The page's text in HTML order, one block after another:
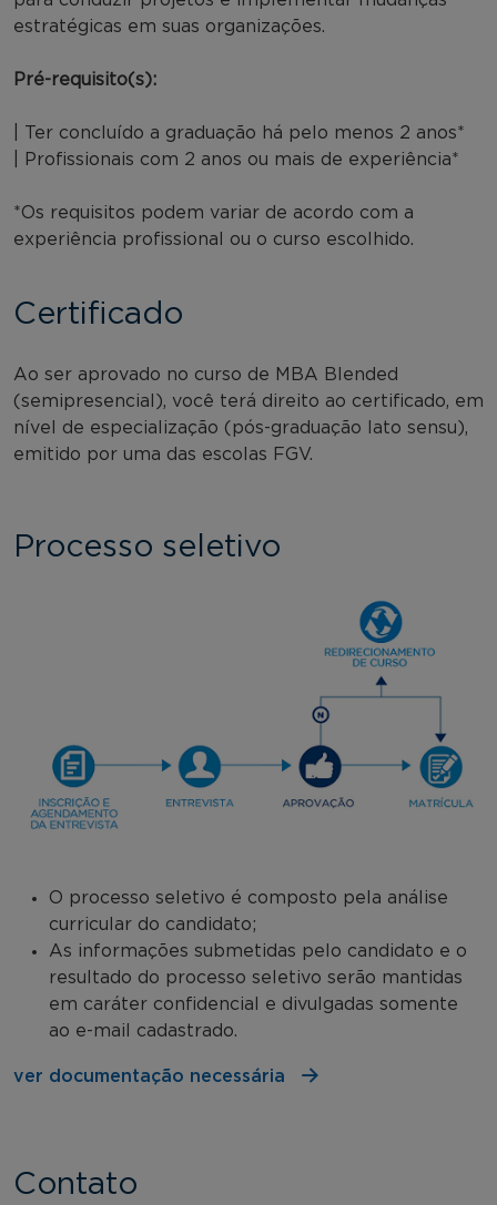
estratégicas em suas organizações.
Pré-requisito(s):
| Ter concluído a graduação há pelo menos 2 anos*
| Profissionais com 2 anos ou mais de experiência*
*Os requisitos podem variar de acordo com a
experiência profissional ou o curso escolhido.
Certificado
Ao ser aprovado no curso de MBA Blended
(semipresencial), você terá direito ao certificado, em
nível de especialização (pós-graduação lato sensu),
emitido por uma das escolas FGV.
Processo seletivo
O processo seletivo é composto pela análise
curricular do candidato;
As informações submetidas pelo candidato e o
resultado do processo seletivo serão mantidas
em caráter confidencial e divulgadas somente
ao e-mail cadastrado.
ver documentação necessária
Contato